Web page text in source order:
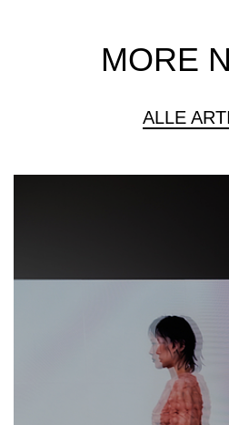
MORE
ALLE